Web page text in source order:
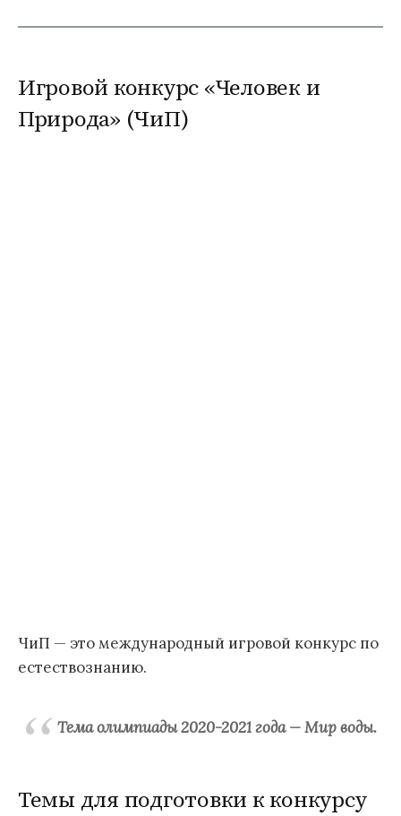
Игровой конкурс «Человек и
Природа» (ЧиП)
ЧиП — это международный игровой конкурс по
естествознанию.
Тема олимпиады 2020-2021 года — Мир воды.
Темы для подготовки к конкурсу